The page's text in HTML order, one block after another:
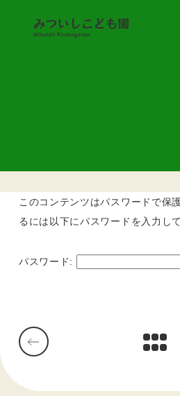
このコンテンツはパスワードで保
るには以下にパスワードを入力し
パスワード: